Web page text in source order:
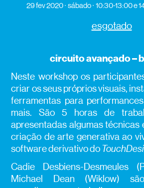
29 fev 2020 sábado 10:30-13:00 e
esgotado
circuito avançado –
Neste workshop os
criar os seus próprios visuais,
ferramentas para
mais. São 5 horas de
apresentadas algumas técnicas
criação de arte generativa ao
software derivativo do
Cadie Desbiens-Desmeules
Michael Dean (Wiklow)